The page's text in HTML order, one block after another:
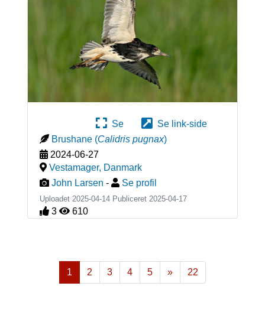
Se
Se link-side
Brushane (Calidris pugnax)
2024-06-27
Vestamager, Danmark
John Larsen - Se profil
Uploadet 2025-04-14 Publiceret 2025-04-17
3 610
1 2 3 4 5
»
Næste
22